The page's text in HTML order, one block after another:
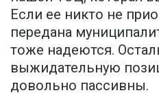
Если ее никто не
передана
тоже надеются.
выжидательную
довольно пассивны.